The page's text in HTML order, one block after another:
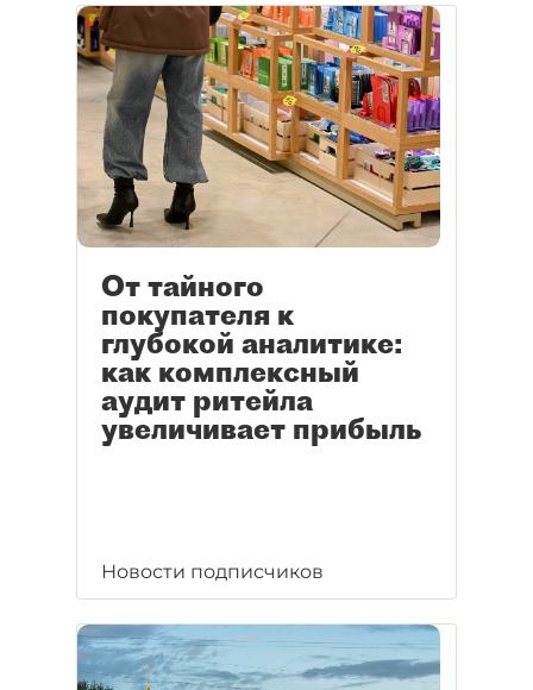
От тайного
покупателя к
глубокой аналитике:
как комплексный
аудит ритейла
увеличивает прибыль
Новости подписчиков